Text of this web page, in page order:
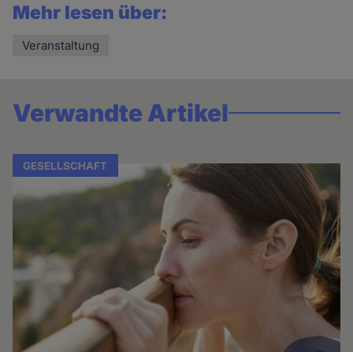
Mehr lesen über:
Veranstaltung
Verwandte Artikel
GESELLSCHAFT